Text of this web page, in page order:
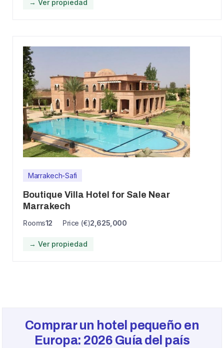
→ Ver propiedad
Marrakech-Safi
Boutique Villa Hotel for Sale Near
Marrakech
Rooms12 Price (€)2,625,000
→ Ver propiedad
Comprar un hotel pequeño en
Europa: 2026 Guía del país